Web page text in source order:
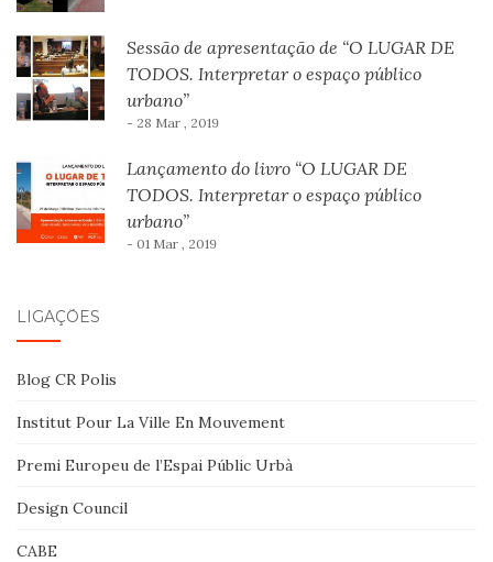
Sessão de apresentação de “O LUGAR DE
TODOS. Interpretar o espaço público
urbano”
- 28 Mar , 2019
Lançamento do livro “O LUGAR DE
TODOS. Interpretar o espaço público
urbano”
- 01 Mar , 2019
LIGAÇÕES
Blog CR Polis
Institut Pour La Ville En Mouvement
Premi Europeu de l’Espai Públic Urbà
Design Council
CABE